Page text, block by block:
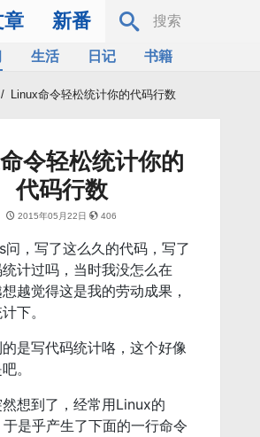
章 新番
生活 日记
书籍
/ Linux命令轻松统计你的代码行数
令轻松统计你的
代码行数
2015年05月22日 406
问，写了这么久的代码，写了
计过吗，当时我没怎么在
越觉得这是我的劳动成果，
下。
是写代码统计咯，这个好像
。
想到了，经常用Linux的
是乎产生了下面的一行命令